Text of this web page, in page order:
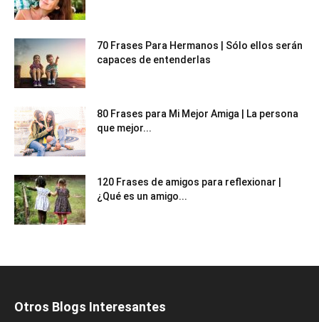
70 Frases Para Hermanos | Sólo ellos serán
capaces de entenderlas
80 Frases para Mi Mejor Amiga | La persona
que mejor...
120 Frases de amigos para reflexionar |
¿Qué es un amigo...
Otros Blogs Interesantes